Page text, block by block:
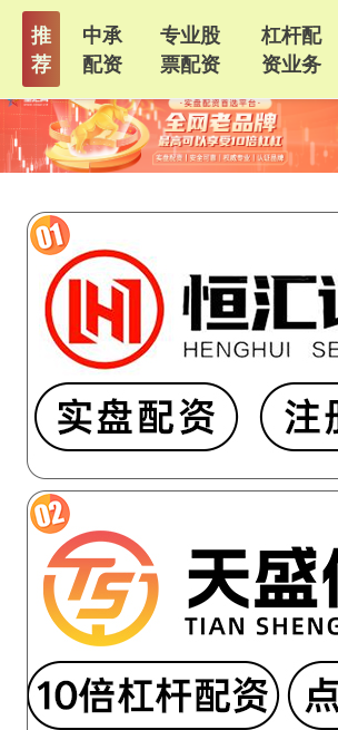
推
荐
中承
配资
专业股
票配资
杠杆配
资业务